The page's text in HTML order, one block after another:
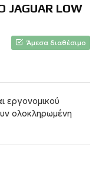
LOW
Άμεσα διαθέσιμο
εργονομικού
ολοκληρωμένη